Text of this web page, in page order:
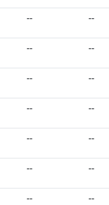
-- --
-- --
-- --
-- --
-- --
-- --
-- --